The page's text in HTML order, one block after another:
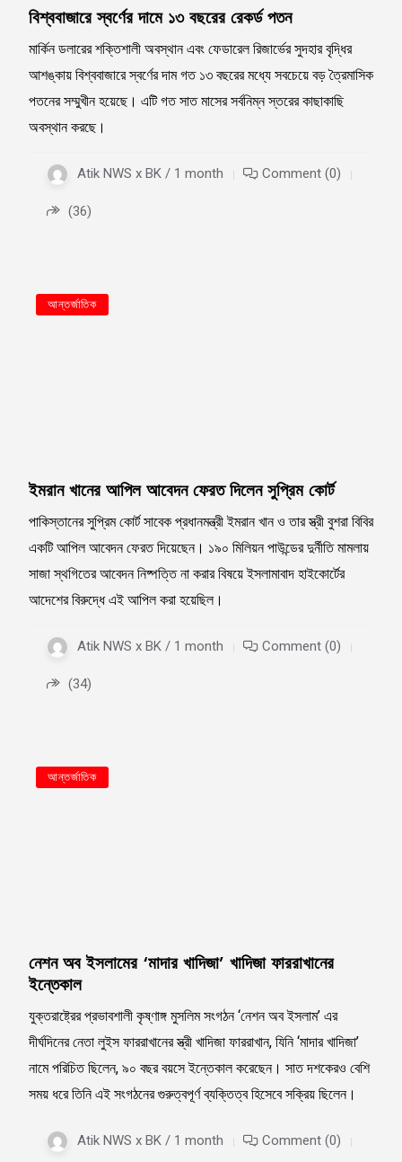
বিশ্ববাজারে স্বর্ণের দামে ১৩ বছরের রেকর্ড পতন
মার্কিন ডলারের শক্তিশালী অবস্থান এবং ফেডারেল রিজার্ভের সুদহার বৃদ্ধির
আশঙ্কায় বিশ্ববাজারে স্বর্ণের দাম গত ১৩ বছরের মধ্যে সবচেয়ে বড় ত্রৈমাসিক
পতনের সম্মুখীন হয়েছে। এটি গত সাত মাসের সর্বনিম্ন স্তরের কাছাকাছি
অবস্থান করছে।
Atik NWS x BK / 1 month Comment (0)
(36)
আন্তর্জাতিক
ইমরান খানের আপিল আবেদন ফেরত দিলেন সুপ্রিম কোর্ট
পাকিস্তানের সুপ্রিম কোর্ট সাবেক প্রধানমন্ত্রী ইমরান খান ও তার স্ত্রী বুশরা বিবির
একটি আপিল আবেদন ফেরত দিয়েছেন। ১৯০ মিলিয়ন পাউন্ডের দুর্নীতি মামলায়
সাজা স্থগিতের আবেদন নিষ্পত্তি না করার বিষয়ে ইসলামাবাদ হাইকোর্টের
আদেশের বিরুদ্ধে এই আপিল করা হয়েছিল।
Atik NWS x BK / 1 month Comment (0)
(34)
আন্তর্জাতিক
নেশন অব ইসলামের ‘মাদার খাদিজা’ খাদিজা ফাররাখানের
ইন্তেকাল
যুক্তরাষ্ট্রের প্রভাবশালী কৃষ্ণাঙ্গ মুসলিম সংগঠন ‘নেশন অব ইসলাম’ এর
দীর্ঘদিনের নেতা লুইস ফাররাখানের স্ত্রী খাদিজা ফাররাখান, যিনি ‘মাদার খাদিজা’
নামে পরিচিত ছিলেন, ৯০ বছর বয়সে ইন্তেকাল করেছেন। সাত দশকেরও বেশি
সময় ধরে তিনি এই সংগঠনের গুরুত্বপূর্ণ ব্যক্তিত্ব হিসেবে সক্রিয় ছিলেন।
Atik NWS x BK / 1 month Comment (0)